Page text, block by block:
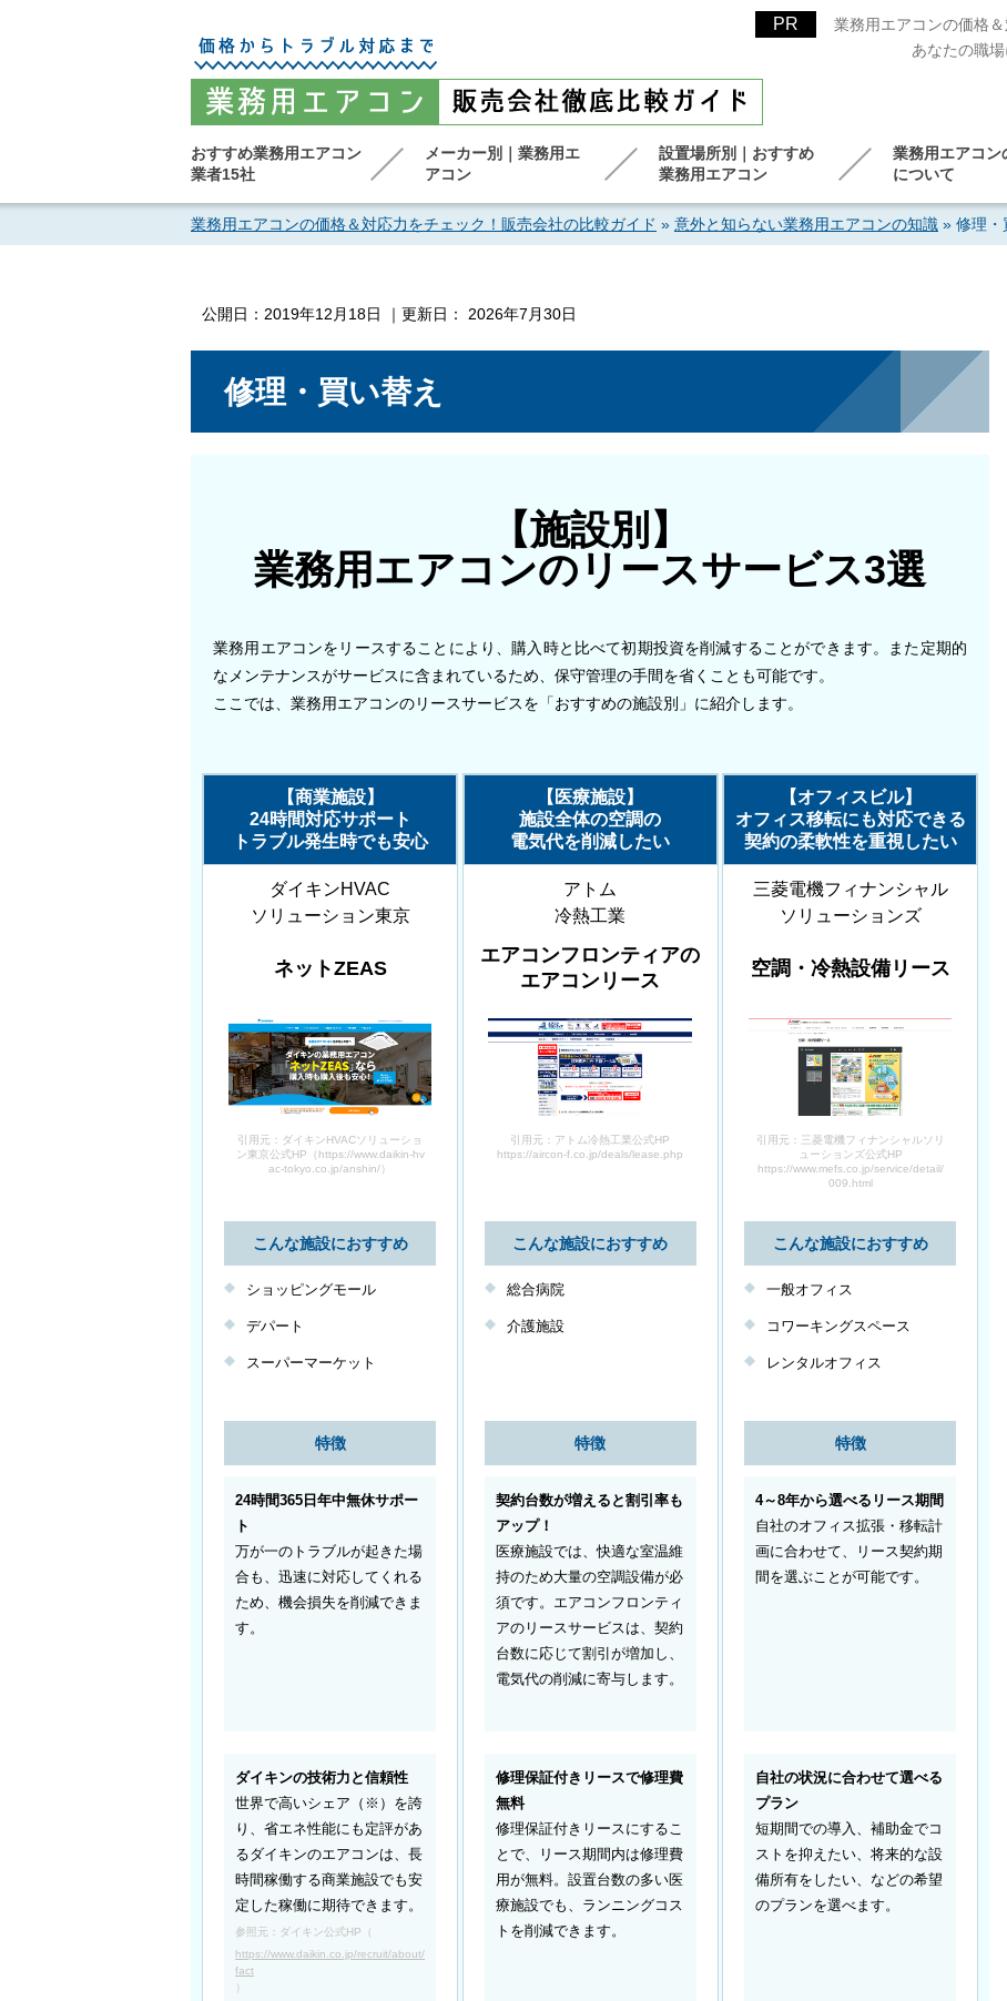
業務用エアコンの価格
あなたの職
おすすめ業務用エアコン
業者15社
メーカー別｜業務用エ
アコン
設置場所別｜おすすめ
業務用エアコン
業務用エアコン
について
業務用エアコンの価格＆対応力をチェック！販売会社の比較ガイド » 意外と知らない業務用エアコンの知識 » 修理・
公開日： 2019年12月18日 ｜更新日： 2026年7月30日
修理・買い替え
【施設別】
業務用エアコンの リースサービス3選
業務用エアコンをリースすることにより、購入時と比べて初期投資を削減することができます。また定期的
なメンテナンスがサービスに含まれているため、保守管理の手間を省くことも可能です。
ここでは、業務用エアコンのリースサービスを「おすすめの施設別」に紹介します。
【商業施設】
24時間対応サポート
トラブル発生時でも安心
ダイキンHVAC
ソリューション東京
ネットZEAS
引用元：ダイキンHVACソリューショ
ン東京公式HP（https://www.daikin-hv
ac-tokyo.co.jp/anshin/）
こんな施設におすすめ
ショッピングモール
デパート
スーパーマーケット
特徴
24時間365日年中無休サポー
ト
万が一のトラブルが起きた場
合も、迅速に対応してくれる
ため、機会損失を削減できま
す。
ダイキンの技術力と信頼性
世界で高いシェア（※）を誇
り、省エネ性能にも定評があ
るダイキンのエアコンは、長
時間稼働する商業施設でも安
定した稼働に期待できます。
参照元：ダイキン公式HP（
https://www.daikin.co.jp/recruit/about/
fact
）
【医療施設】
施設全体の空調の
電気代を削減したい
アトム
冷熱工業
エアコンフロンティアの
エアコンリース
引用元：アトム冷熱工業公式HP
https://aircon-f.co.jp/deals/lease.php
こんな施設におすすめ
総合病院
介護施設
特徴
契約台数が増えると割引率も
アップ！
医療施設では、快適な室温維
持のため大量の空調設備が必
須です。エアコンフロンティ
アのリースサービスは、契約
台数に応じて割引が増加し、
電気代の削減に寄与します。
修理保証付きリースで修理費
無料
修理保証付きリースにするこ
とで、リース期間内は修理費
用が無料。設置台数の多い医
療施設でも、ランニングコス
トを削減できます。
【オフィスビル】
オフィス移転にも対応できる
契約の柔軟性を重視したい
三菱電機フィナンシャル
ソリューションズ
空調・冷熱設備リース
引用元：三菱電機フィナンシャルソリ
ューションズ公式HP
https://www.mefs.co.jp/service/detail/
009.html
こんな施設におすすめ
一般オフィス
コワーキングスペース
レンタルオフィス
特徴
4～8年から選べるリース期間
自社のオフィス拡張・移転計
画に合わせて、リース契約期
間を選ぶことが可能です。
自社の状況に合わせて選べる
プラン
短期間での導入、補助金でコ
ストを抑えたい、将来的な設
備所有をしたい、などの希望
のプランを選べます。